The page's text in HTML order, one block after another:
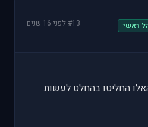
ראשי
#13
·לפני 16 שנים
החליטו בהחלט לעשות